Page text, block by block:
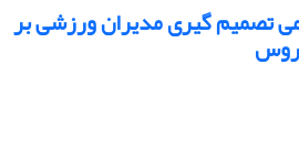
تصمیم گیری مدیران ورزشی بر